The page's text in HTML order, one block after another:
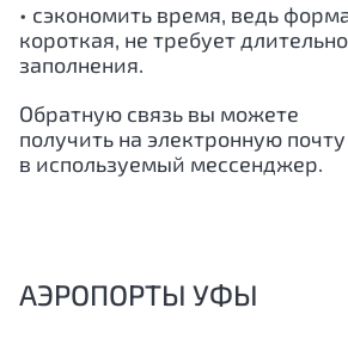
• сэкономить время, ведь
короткая, не требует
заполнения.
Обратную связь вы можете
получить на электронную
в используемый мессенджер.
АЭРОПОРТЫ УФЫ